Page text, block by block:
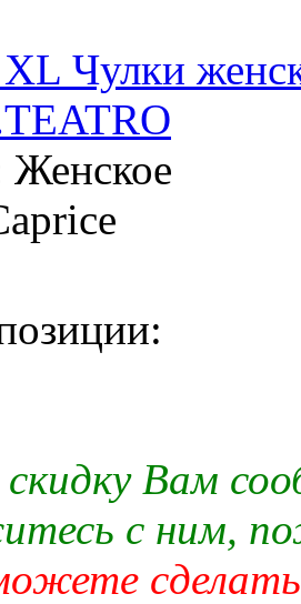
Чулки
Женское
Вам
с ним,
сделать